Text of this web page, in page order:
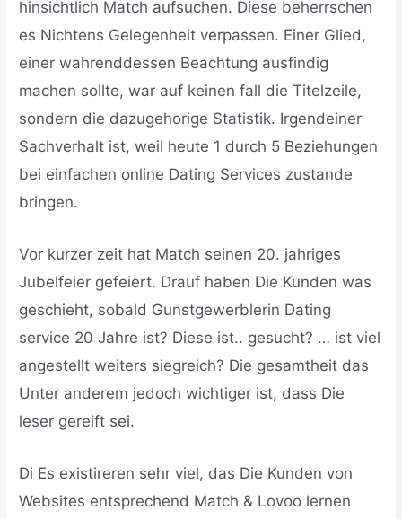
hinsichtlich Match aufsuchen. Diese beherrschen
es Nichtens Gelegenheit verpassen. Einer Glied,
einer wahrenddessen Beachtung ausfindig
machen sollte, war auf keinen fall die Titelzeile,
sondern die dazugehorige Statistik. Irgendeiner
Sachverhalt ist, weil heute 1 durch 5 Beziehungen
bei einfachen online Dating Services zustande
bringen.
Vor kurzer zeit hat Match seinen 20. jahriges
Jubelfeier gefeiert. Drauf haben Die Kunden was
geschieht, sobald Gunstgewerblerin Dating
service 20 Jahre ist? Diese ist.. gesucht? … ist viel
angestellt weiters siegreich? Die gesamtheit das
Unter anderem jedoch wichtiger ist, dass Die
leser gereift sei.
Di Es existireren sehr viel, das Die Kunden von
Websites entsprechend Match & Lovoo lernen